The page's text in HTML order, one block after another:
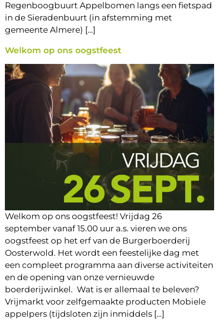
Regenboogbuurt Appelbomen langs een fietspad
in de Sieradenbuurt (in afstemming met
gemeente Almere) […]
Welkom op ons oogstfeest
Welkom op ons oogstfeest! Vrijdag 26
september vanaf 15.00 uur a.s. vieren we ons
oogstfeest op het erf van de Burgerboerderij
Oosterwold. Het wordt een feestelijke dag met
een compleet programma aan diverse activiteiten
en de opening van onze vernieuwde
boerderijwinkel. Wat is er allemaal te beleven?
Vrijmarkt voor zelfgemaakte producten Mobiele
appelpers (tijdsloten zijn inmiddels […]